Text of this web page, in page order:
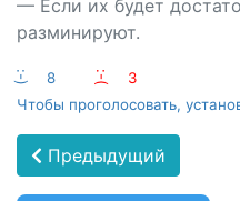
— Если их будет
разминируют.
:-) 8 :-(
3
Чтобы проголосовать,
Предыдущий